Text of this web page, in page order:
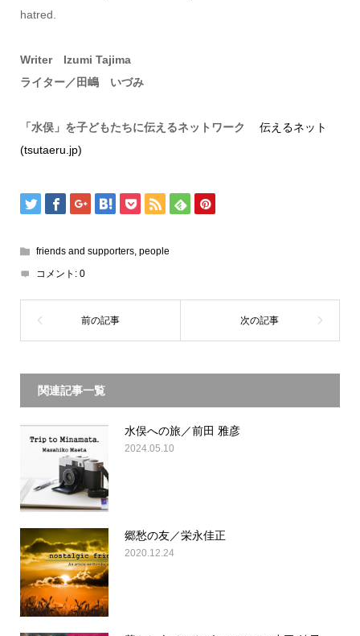
hatred.
Writer Izumi Tajima
ライター／田嶋 いづみ
「水俣」を子どもたちに伝えるネットワーク 伝えるネット
(tsutaeru.jp)
friends and supporters, people
コメント: 0
関連記事一覧
水俣への旅／前田 雅彦
2024.05.10
郷愁の友／栄永佳正
2020.12.24